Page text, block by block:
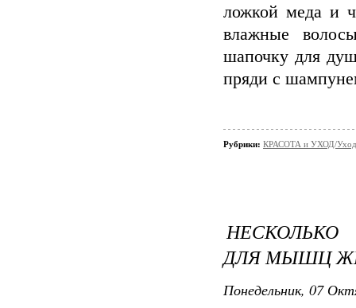
ложкой меда и
влажные
шапочку для
пряди с
Рубрики: КРАСОТА и УХОД/Уход
ДЛЯ МЫШЦ
Понедельник, 07